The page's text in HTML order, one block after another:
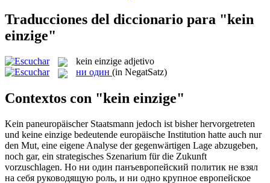
Traducciones del diccionario para "kein
einzige"
kein einzige adjetivo
ни один (in NegatSatz)
Contextos con "kein einzige"
Kein paneuropäischer Staatsmann jedoch ist bisher hervorgetreten
und keine einzige bedeutende europäische Institution hatte auch nur
den Mut, eine eigene Analyse der gegenwärtigen Lage abzugeben,
noch gar, ein strategisches Szenarium für die Zukunft
vorzuschlagen. Но ни один панъевропейский политик не взял
на себя руководящую роль, и ни одно крупное европейское